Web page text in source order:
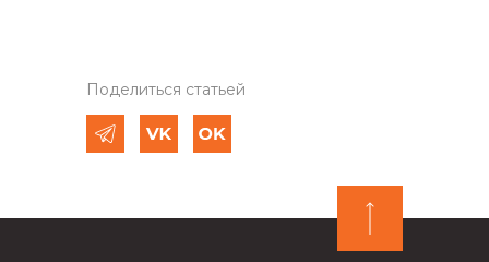
Поделиться статьей